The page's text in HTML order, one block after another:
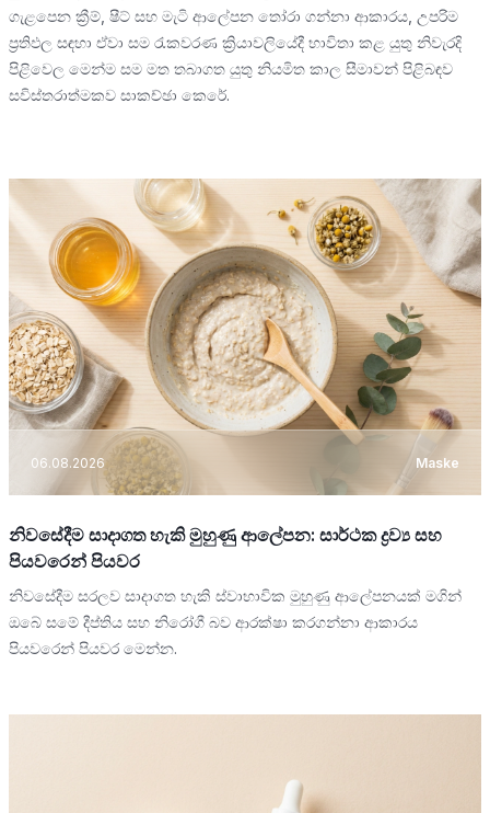
ගැළපෙන ක්‍රීම්, ෂීට් සහ මැටි ආලේපන තෝරා ගන්නා ආකාරය, උපරිම
ප්‍රතිඵල සඳහා ඒවා සම රැකවරණ ක්‍රියාවලියේදී භාවිතා කළ යුතු නිවැරදි
පිළිවෙල මෙන්ම සම මත තබාගත යුතු නියමිත කාල සීමාවන් පිළිබඳව
සවිස්තරාත්මකව සාකච්ඡා කෙරේ.
06.08.2026 Maske
නිවසේදීම සාදාගත හැකි මුහුණු ආලේපන: සාර්ථක ද්‍රව්‍ය සහ
පියවරෙන් පියවර
නිවසේදීම සරලව සාදාගත හැකි ස්වාභාවික මුහුණු ආලේපනයක් මගින්
ඔබේ සමේ දීප්තිය සහ නිරෝගී බව ආරක්ෂා කරගන්නා ආකාරය
පියවරෙන් පියවර මෙන්න.